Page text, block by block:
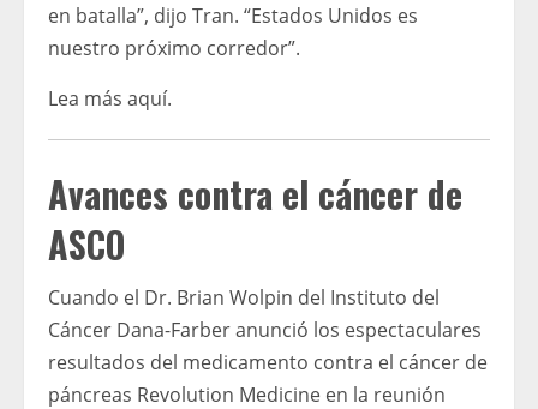
en batalla”, dijo Tran. “Estados Unidos es
nuestro próximo corredor”.
Lea más aquí.
Avances contra el cáncer de
ASCO
Cuando el Dr. Brian Wolpin del Instituto del
Cáncer Dana-Farber anunció los espectaculares
resultados del medicamento contra el cáncer de
páncreas Revolution Medicine en la reunión